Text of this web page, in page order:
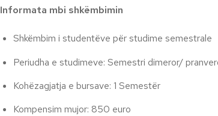
Informata mbi shkëmbimin
Shkëmbim i studentëve për studime semestrale
Periudha e studimeve: Semestri dimeror/
Kohëzagjatja e bursave: 1 Semestër
Kompensim mujor: 850 euro